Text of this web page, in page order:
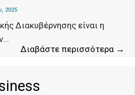
2025
Διακυβέρνησης είναι η
...
Διαβάστε περισσότερα →